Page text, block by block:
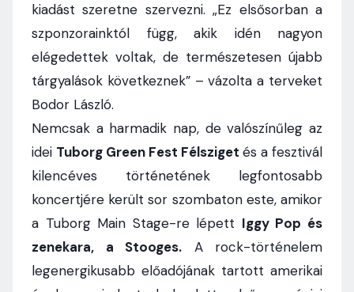
kiadást szeretne szervezni. „Ez elsősorban a
szponzorainktól függ, akik idén nagyon
elégedettek voltak, de természetesen újabb
tárgyalások következnek” – vázolta a terveket
Bodor László.
Nemcsak a harmadik nap, de valószínűleg az
idei Tuborg Green Fest Félsziget és a fesztivál
kilencéves történetének legfontosabb
koncertjére került sor szombaton este, amikor
a Tuborg Main Stage-re lépett Iggy Pop és
zenekara, a Stooges. A rock-történelem
legenergikusabb előadójának tartott amerikai